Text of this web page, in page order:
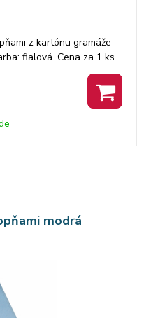
z kartónu gramáže
fialová. Cena za 1 ks.
modrá